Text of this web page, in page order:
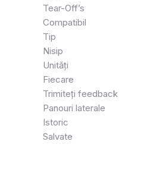
Tear-Off’s
Compatibil
Tip
Nisip
Unități
Fiecare
Trimiteți feedback
Panouri laterale
Istoric
Salvate